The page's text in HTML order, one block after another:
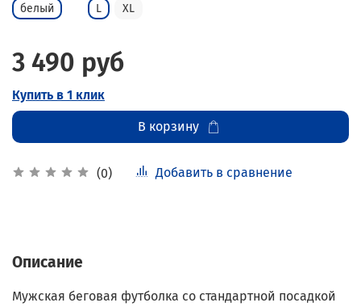
(0) Добавить в сравнение
белый L XL
3 490 руб
Купить в 1 клик
В корзину
Описание
Мужская беговая футболка со стандартной посадкой